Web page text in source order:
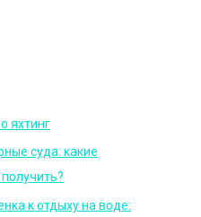
яхтинг
суда: какие
к отдыху на воде: